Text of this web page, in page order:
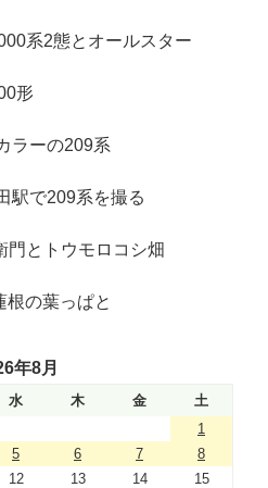
系2態とオールスター
形
ラーの209系
駅で209系を撮る
門とトウモロコシ畑
根の葉っぱと
年8月
水 木 金
土
1
5 6 7
8
12 13 14
15